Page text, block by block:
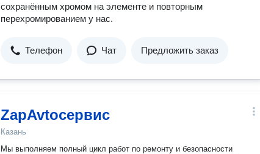
сохранённым хромом на элементе и повторным
перехромированием у нас.
Телефон Чат Предложить заказ
ZapAvtoсервис
Казань
Мы выполняем полный цикл работ по ремонту и безопасности